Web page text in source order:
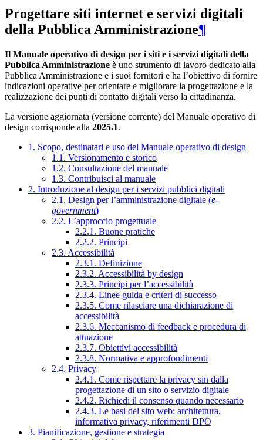
Progettare siti internet e servizi digitali
della Pubblica Amministrazione¶
Il Manuale operativo di design per i siti e i servizi digitali della
Pubblica Amministrazione è uno strumento di lavoro dedicato alla
Pubblica Amministrazione e i suoi fornitori e ha l’obiettivo di fornire
indicazioni operative per orientare e migliorare la progettazione e la
realizzazione dei punti di contatto digitali verso la cittadinanza.
La versione aggiornata (versione corrente) del Manuale operativo di
design corrisponde alla 2025.1.
1. Scopo, destinatari e uso del Manuale operativo di design
1.1. Versionamento e storico
1.2. Consultazione del manuale
1.3. Contribuisci al manuale
2. Introduzione al design per i servizi pubblici digitali
2.1. Design per l’amministrazione digitale (e-
government)
2.2. L’approccio progettuale
2.2.1. Buone pratiche
2.2.2. Principi
2.3. Accessibilità
2.3.1. Definizione
2.3.2. Accessibilità by design
2.3.3. Principi per l’accessibilità
2.3.4. Linee guida e criteri di successo
2.3.5. Come rilasciare una dichiarazione di
accessibilità
2.3.6. Meccanismo di feedback e procedura di
attuazione
2.3.7. Obiettivi accessibilità
2.3.8. Normativa e approfondimenti
2.4. Privacy
2.4.1. Come rispettare la privacy sin dalla
progettazione di un sito o servizio digitale
2.4.2. Richiedi il consenso quando necessario
2.4.3. Le basi del sito web: architettura,
informativa privacy, riferimenti DPO
3. Pianificazione, gestione e strategia